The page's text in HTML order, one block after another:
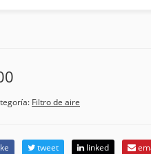
Filtro de aire
tweet linked